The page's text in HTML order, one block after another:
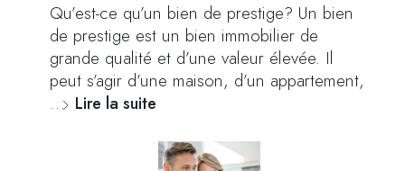
Qu’est-ce qu’un bien de prestige? Un bien
de prestige est un bien immobilier de
grande qualité et d’une valeur élevée. Il
peut s’agir d’une maison, d’un appartement,
… Lire la suite